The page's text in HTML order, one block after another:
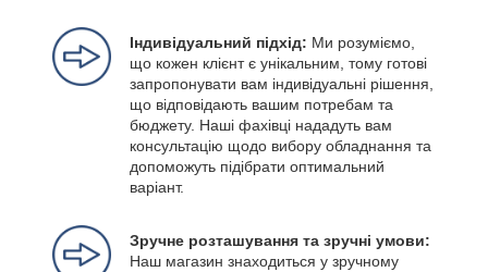
Індивідуальний підхід: Ми розуміємо,
що кожен клієнт є унікальним, тому готові
запропонувати вам індивідуальні рішення,
що відповідають вашим потребам та
бюджету. Наші фахівці нададуть вам
консультацію щодо вибору обладнання та
допоможуть підібрати оптимальний
варіант.
Зручне розташування та зручні умови:
Наш магазин знаходиться у зручному